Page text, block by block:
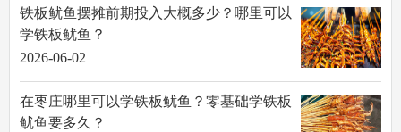
铁板鱿鱼摆摊前期投入大概多少？哪里可以
学铁板鱿鱼？
2026-06-02
在枣庄哪里可以学铁板鱿鱼？零基础学铁板
鱿鱼要多久？